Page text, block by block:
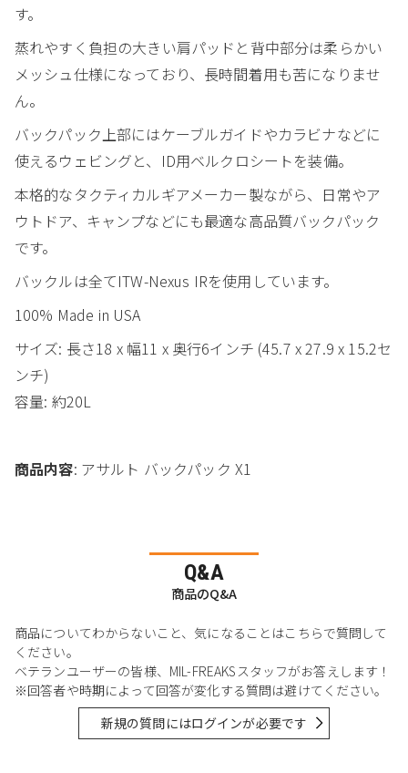
す。
蒸れやすく負担の大きい肩パッドと背中部分は柔らかい
メッシュ仕様になっており、長時間着用も苦になりませ
ん。
バックパック上部にはケーブルガイドやカラビナなどに
使えるウェビングと、ID用ベルクロシートを装備。
本格的なタクティカルギアメーカー製ながら、日常やア
ウトドア、キャンプなどにも最適な高品質バックパック
です。
バックルは全てITW-Nexus IRを使用しています。
100% Made in USA
サイズ: 長さ18 x 幅11 x 奥行6インチ (45.7 x 27.9 x 15.2セ
ンチ)
容量: 約20L
商品内容: アサルト バックパック X1
Q&A
商品のQ&A
商品についてわからないこと、気になることはこちらで質問して
ください。
ベテランユーザーの皆様、MIL-FREAKSスタッフがお答えします！
※回答者や時期によって回答が変化する質問は避けてください。
新規の質問にはログインが必要です